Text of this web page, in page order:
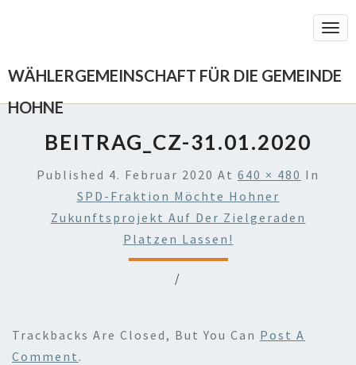
WÄHLERGEMEINSCHAFT FÜR DIE GEMEINDE
HOHNE
BEITRAG_CZ-31.01.2020
Published 4. Februar 2020 At 640 × 480 In
SPD-Fraktion Möchte Hohner
Zukunftsprojekt Auf Der Zielgeraden
Platzen Lassen!
/
Trackbacks Are Closed, But You Can Post A
Comment .